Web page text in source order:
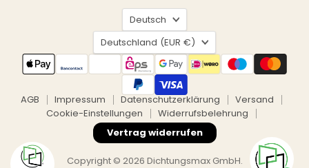
Sprache
Deutsch
Land
Deutschland (EUR €)
AGB Impressum Datenschutzerklärung
Versand
Cookie-Einstellungen
Widerrufsbelehrung
Vertrag widerrufen
Copyright © 2026 Dichtungsmax GmbH.